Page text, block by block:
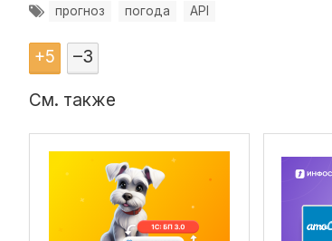
прогноз погода API
+5 –3
См. также